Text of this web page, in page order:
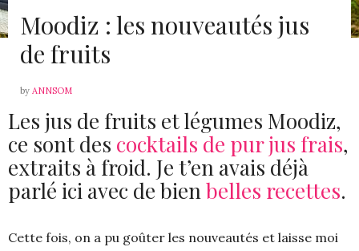
Moodiz : les nouveautés jus
de fruits
by ANNSOM
Les jus de fruits et légumes Moodiz,
ce sont des cocktails de pur jus frais,
extraits à froid. Je t’en avais déjà
parlé ici avec de bienbelles recettes.
Cette fois, on a pu goûter les nouveautés et laisse moi